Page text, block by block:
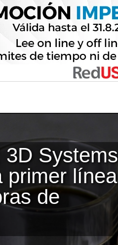
3D Systems
primer línea
de